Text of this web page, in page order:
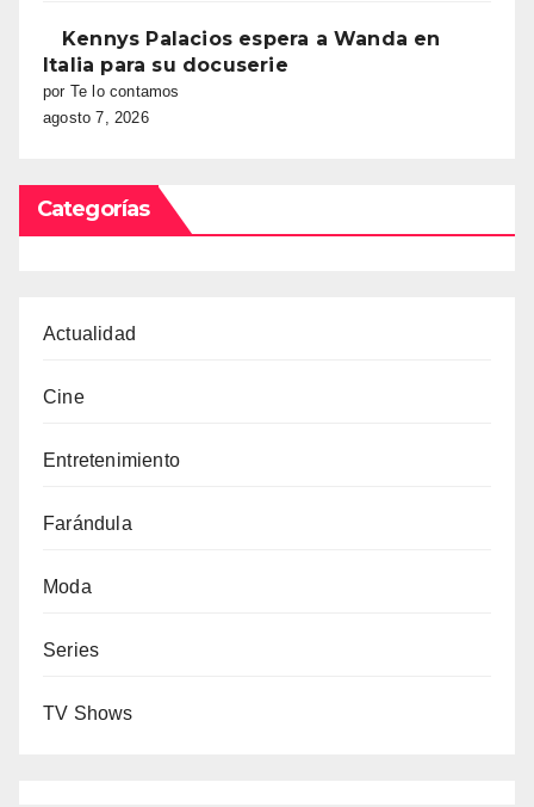
Kennys Palacios espera a Wanda en
Italia para su docuserie
por Te lo contamos
agosto 7, 2026
Categorías
Actualidad
Cine
Entretenimiento
Farándula
Moda
Series
TV Shows